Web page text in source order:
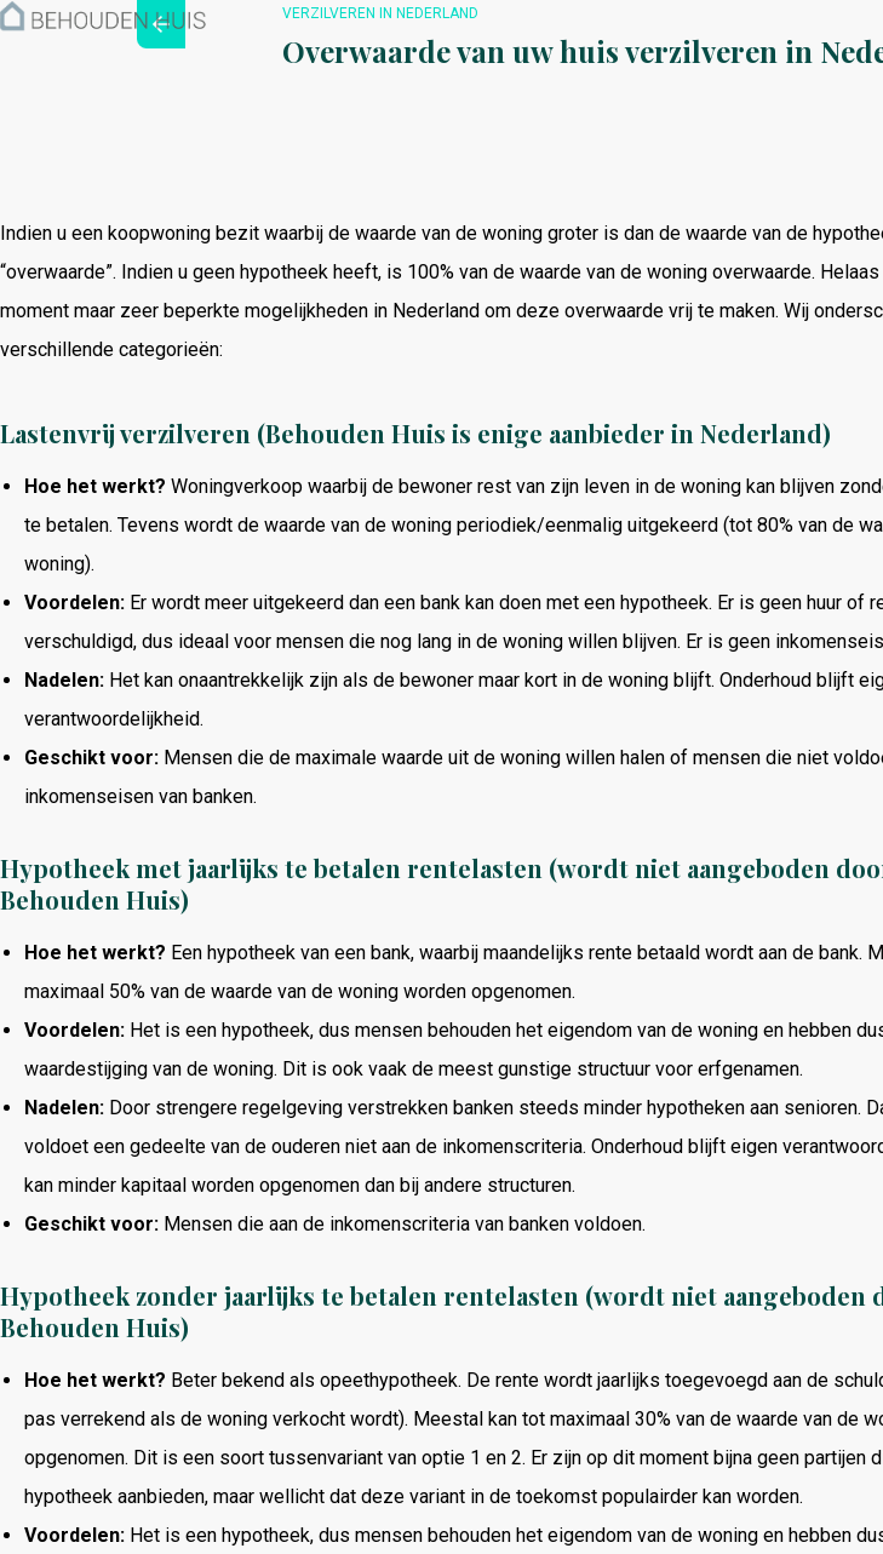
Hoe werkt het?
VERZILVEREN IN NEDERLAND
Overwaarde van uw huis verzilveren in
Indien u een koopwoning bezit waarbij de waarde van de woning groter is dan de waarde van de
“overwaarde”. Indien u geen hypotheek heeft, is 100% van de waarde van de woning overwaarde.
moment maar zeer beperkte mogelijkheden in Nederland om deze overwaarde vrij te maken. Wij
verschillende categorieën:
Lastenvrij verzilveren (Behouden Huis is enige aanbieder in Nederland)
Hoe het werkt? Woningverkoop waarbij de bewoner rest van zijn leven in de woning kan blijven
te betalen. Tevens wordt de waarde van de woning periodiek/eenmalig uitgekeerd (tot 80% van de
woning).
Voordelen: Er wordt meer uitgekeerd dan een bank kan doen met een hypotheek. Er is geen huur of
verschuldigd, dus ideaal voor mensen die nog lang in de woning willen blijven. Er is geen
Nadelen: Het kan onaantrekkelijk zijn als de bewoner maar kort in de woning blijft. Onderhoud blijft
verantwoordelijkheid.
Geschikt voor: Mensen die de maximale waarde uit de woning willen halen of mensen die niet
inkomenseisen van banken.
Hypotheek met jaarlijks te betalen rentelasten (wordt niet aangeboden
Behouden Huis)
Hoe het werkt? Een hypotheek van een bank, waarbij maandelijks rente betaald wordt aan de bank.
maximaal 50% van de waarde van de woning worden opgenomen.
Voordelen: Het is een hypotheek, dus mensen behouden het eigendom van de woning en hebben
waardestijging van de woning. Dit is ook vaak de meest gunstige structuur voor erfgenamen.
Nadelen: Door strengere regelgeving verstrekken banken steeds minder hypotheken aan senioren.
voldoet een gedeelte van de ouderen niet aan de inkomenscriteria. Onderhoud blijft eigen
kan minder kapitaal worden opgenomen dan bij andere structuren.
Geschikt voor: Mensen die aan de inkomenscriteria van banken voldoen.
Hypotheek zonder jaarlijks te betalen rentelasten (wordt niet aangeboden
Behouden Huis)
Hoe het werkt? Beter bekend als opeethypotheek. De rente wordt jaarlijks toegevoegd aan de
pas verrekend als de woning verkocht wordt). Meestal kan tot maximaal 30% van de waarde van de
opgenomen. Dit is een soort tussenvariant van optie 1 en 2. Er zijn op dit moment bijna geen partijen
hypotheek aanbieden, maar wellicht dat deze variant in de toekomst populairder kan worden.
Voordelen: Het is een hypotheek, dus mensen behouden het eigendom van de woning en hebben